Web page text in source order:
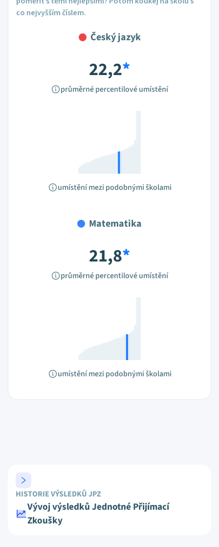
co nejvyšším číslem.
Český jazyk
22,2*
průměrné percentilové umístění
umístění mezi podobnými školami
Matematika
21,8*
průměrné percentilové umístění
umístění mezi podobnými školami
HISTORIE VÝSLEDKŮ JPZ
Vývoj výsledků Jednotné Přijímací
Zkoušky